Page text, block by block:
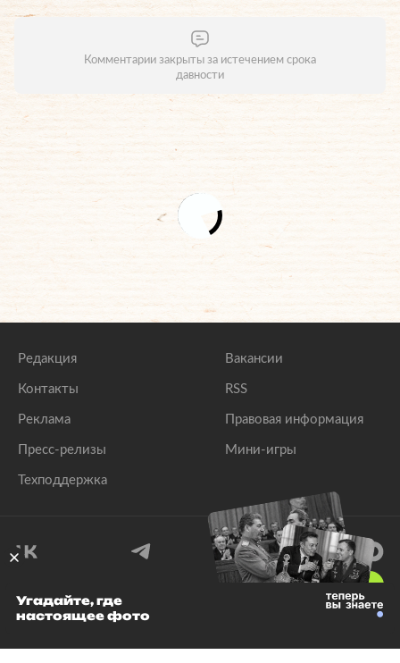
Комментарии закрыты за истечением срока
давности
Редакция
Контакты
Реклама
Пресс-релизы
Техподдержка
Вакансии
RSS
Правовая информация
Мини-игры
© 1999–2026 Все права защищены.
Угадайте, где
настоящее фото